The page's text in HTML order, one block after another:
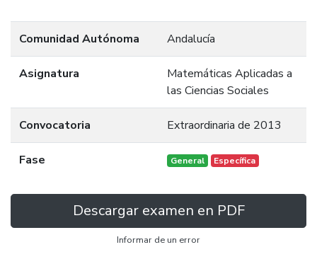
Comunidad Autónoma Andalucía
Asignatura
Matemáticas Aplicadas a
las Ciencias Sociales
Convocatoria Extraordinaria de 2013
Fase General Específica
Descargar examen en PDF
Informar de un error